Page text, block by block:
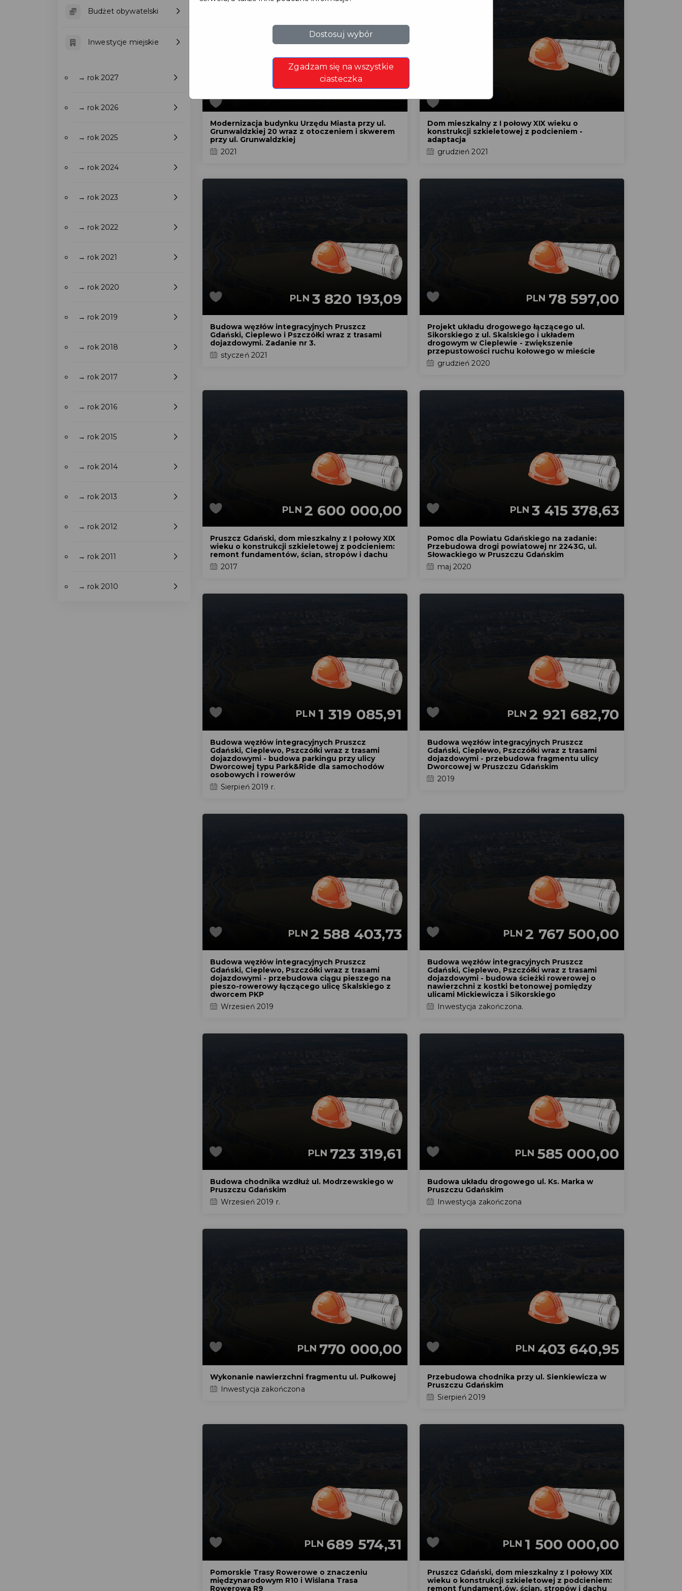
Budżet obywatelski
Inwestycje miejskie
→ rok 2027
→ rok 2026
→ rok 2025
→ rok 2024
→ rok 2023
→ rok 2022
→ rok 2021
→ rok 2020
→ rok 2019
→ rok 2018
→ rok 2017
→ rok 2016
→ rok 2015
→ rok 2014
→ rok 2013
→ rok 2012
→ rok 2011
→ rok 2010
Modernizacja budynku Urzędu Miasta przy ul.
Grunwaldzkiej 20 wraz z otoczeniem i skwerem
przy ul. Grunwaldzkiej
2021
Dom mieszkalny z I połowy XIX wieku o
konstrukcji szkieletowej z podcieniem -
adaptacja
grudzień 2021
PLN 3 820 193,09
Budowa węzłów integracyjnych Pruszcz
Gdański, Cieplewo i Pszczółki wraz z trasami
dojazdowymi. Zadanie nr 3.
styczeń 2021
PLN 78 597,00
Projekt układu drogowego łączącego ul.
Sikorskiego z ul. Skalskiego i układem
drogowym w Cieplewie - zwiększenie
przepustowości ruchu kołowego w mieście
grudzień 2020
PLN 2 600 000,00
Pruszcz Gdański, dom mieszkalny z I połowy XIX
wieku o konstrukcji szkieletowej z podcieniem:
remont fundamentów, ścian, stropów i dachu
2017
PLN 3 415 378,63
Pomoc dla Powiatu Gdańskiego na zadanie:
Przebudowa drogi powiatowej nr 2243G, ul.
Słowackiego w Pruszczu Gdańskim
maj 2020
PLN 1 319 085,91
Budowa węzłów integracyjnych Pruszcz
Gdański, Cieplewo, Pszczółki wraz z trasami
dojazdowymi - budowa parkingu przy ulicy
Dworcowej typu Park&Ride dla samochodów
osobowych i rowerów
Sierpień 2019 r.
PLN2 921 682,70
Budowa węzłów integracyjnych Pruszcz
Gdański, Cieplewo, Pszczółki wraz z trasami
dojazdowymi - przebudowa fragmentu ulicy
Dworcowej w Pruszczu Gdańskim
2019
PLN 2 588 403,73
Budowa węzłów integracyjnych Pruszcz
Gdański, Cieplewo, Pszczółki wraz z trasami
dojazdowymi - przebudowa ciągu pieszego na
pieszo-rowerowy łączącego ulicę Skalskiego z
dworcem PKP
Wrzesień 2019
PLN2 767 500,00
Budowa węzłów integracyjnych Pruszcz
Gdański, Cieplewo, Pszczółki wraz z trasami
dojazdowymi - budowa ścieżki rowerowej o
nawierzchni z kostki betonowej pomiędzy
ulicami Mickiewicza i Sikorskiego
Inwestycja zakończona.
PLN 723 319,61
Budowa chodnika wzdłuż ul. Modrzewskiego w
Pruszczu Gdańskim
Wrzesień 2019 r.
PLN 585 000,00
Budowa układu drogowego ul. Ks. Marka w
Pruszczu Gdańskim
Inwestycja zakończona
PLN 770 000,00
Wykonanie nawierzchni fragmentu ul. Pułkowej
Inwestycja zakończona
PLN 403 640,95
Przebudowa chodnika przy ul. Sienkiewicza w
Pruszczu Gdańskim
Sierpień 2019
PLN 689 574,31
Pomorskie Trasy Rowerowe o znaczeniu
międzynarodowym R10 i Wiślana Trasa
Rowerowa R9
PLN 1 500 000,00
Pruszcz Gdański, dom mieszkalny z I połowy XIX
wieku o konstrukcji szkieletowej z podcieniem:
remont fundament.ów, ścian, stropów i dachu
Dostosuj wybór
Zgadzam się na wszystkie
ciasteczka